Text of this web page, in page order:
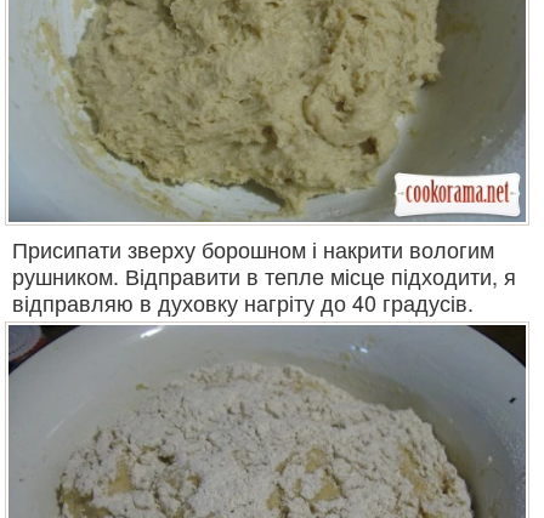
Присипати зверху борошном і накрити вологим
рушником. Відправити в тепле місце підходити, я
відправляю в духовку нагріту до 40 градусів.